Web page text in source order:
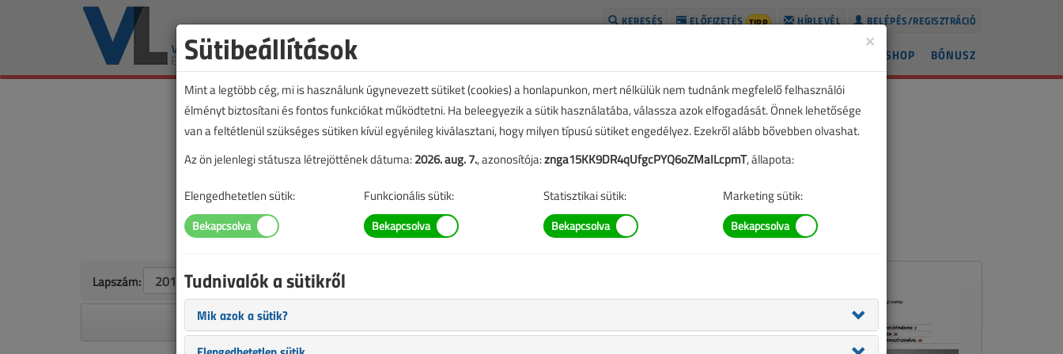
BELÉPÉS/REGISZTRÁCIÓ
HÍRLEVÉL
ELŐFIZETÉS TIPP
KERESÉS
BÓNUSZ
SHOP
Lapszám:
A megjelenések éves ütemezése a
×
Sütibeállítások
Mint a legtöbb cég, mi is használunk úgynevezett sütiket (cookies) a honlapunkon, mert nélkülük nem tudnánk megfelelő felhasználói
élményt biztosítani és fontos funkciókat működtetni. Ha beleegyezik a sütik használatába, válassza azok elfogadását. Önnek lehetősége
van a feltétlenül szükséges sütiken kívül egyénileg kiválasztani, hogy milyen típusú sütiket engedélyez. Ezekről alább bővebben olvashat.
Az ön jelenlegi státusza létrejöttének dátuma:2026. aug. 7., azonosítója:znga15KK9DR4qUfgcPYQ6oZMaILcpmT, állapota:
Elengedhetetlen sütik: Funkcionális sütik: Statisztikai sütik: Marketing sütik:
Tudnivalók a sütikről
Mik azok a sütik?